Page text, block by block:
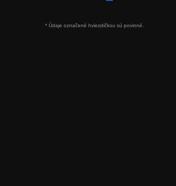
* Údaje označené hviezdičkou sú povinné.